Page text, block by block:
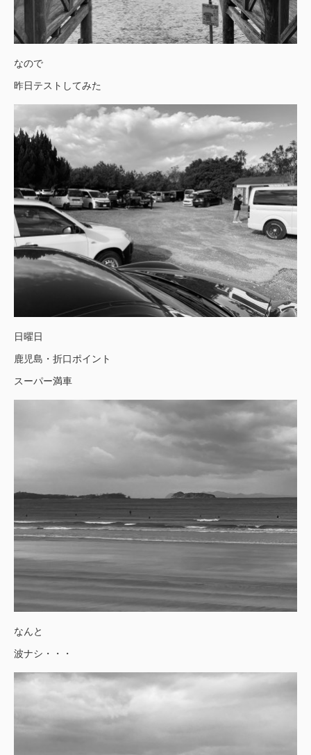
なので
昨日テストしてみた
日曜日
鹿児島・折口ポイント
スーパー満車
なんと
波ナシ・・・